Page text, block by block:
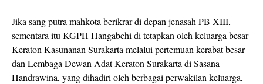
Jika sang putra mahkota berikrar di depan jenasah PB XIII,
sementara itu KGPH Hangabehi di tetapkan oleh keluarga besar
Keraton Kasunanan Surakarta melalui pertemuan kerabat besar
dan Lembaga Dewan Adat Keraton Surakarta di Sasana
Handrawina, yang dihadiri oleh berbagai perwakilan keluarga,